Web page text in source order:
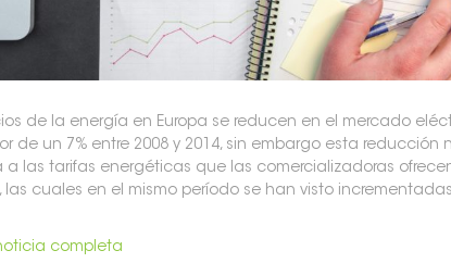
de la energía en Europa se reducen en el mercado
de un 7% entre 2008 y 2014, sin embargo esta reducción
a las tarifas energéticas que las comercializadoras
las cuales en el mismo período se han visto
completa